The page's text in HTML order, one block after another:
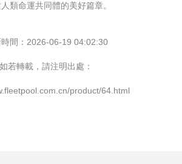
類命運共同體的美好篇章。
間：2026-06-19 04:02:30
如若轉載，請注明出處：
product/64.html